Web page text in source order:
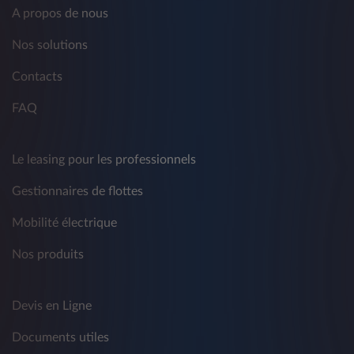
données personnelles à des sociétés
d'exemple mais pas exclusivement, à des tiers
directe ou de communication commerciale
La fourniture de données est facultative et le
l'exécution des activités décrites ci-dessus.
le consentement donné précédemment en
paragraphe par les moyens indiqués au point
A propos de nous
Nos solutions
Contacts
FAQ
Le leasing pour les professionnels
Gestionnaires de flottes
Mobilité électrique
Nos produits
Devis en Ligne
Documents utiles